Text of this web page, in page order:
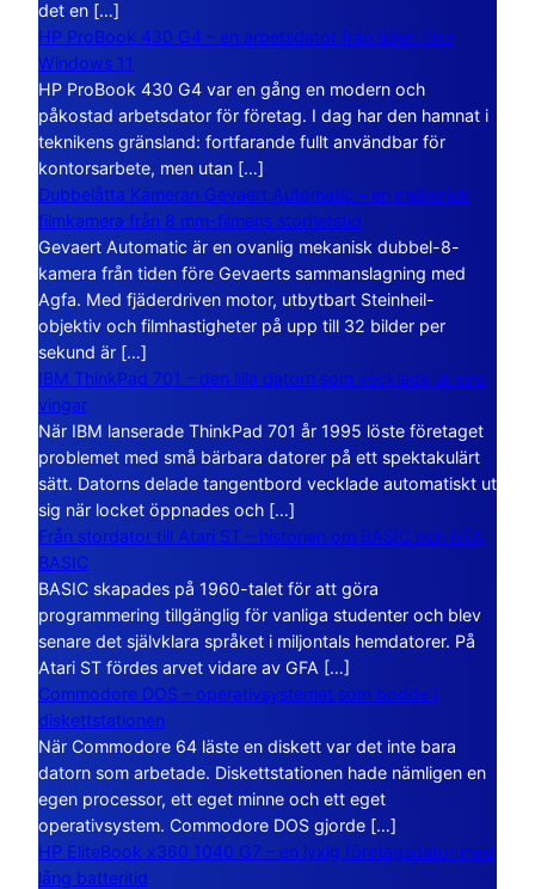
det en […]
HP ProBook 430 G4 – en arbetsdator från tiden före
Windows 11
HP ProBook 430 G4 var en gång en modern och
påkostad arbetsdator för företag. I dag har den hamnat i
teknikens gränsland: fortfarande fullt användbar för
kontorsarbete, men utan […]
Dubbelåtta Kameran Gevaert Automatic – en mekanisk
filmkamera från 8 mm-filmens storhetstid
Gevaert Automatic är en ovanlig mekanisk dubbel-8-
kamera från tiden före Gevaerts sammanslagning med
Agfa. Med fjäderdriven motor, utbytbart Steinheil-
objektiv och filmhastigheter på upp till 32 bilder per
sekund är […]
IBM ThinkPad 701 – den lilla datorn som vecklade ut sina
vingar
När IBM lanserade ThinkPad 701 år 1995 löste företaget
problemet med små bärbara datorer på ett spektakulärt
sätt. Datorns delade tangentbord vecklade automatiskt ut
sig när locket öppnades och […]
Från stordator till Atari ST – historien om BASIC och GFA
BASIC
BASIC skapades på 1960-talet för att göra
programmering tillgänglig för vanliga studenter och blev
senare det självklara språket i miljontals hemdatorer. På
Atari ST fördes arvet vidare av GFA […]
Commodore DOS – operativsystemet som bodde i
diskettstationen
När Commodore 64 läste en diskett var det inte bara
datorn som arbetade. Diskettstationen hade nämligen en
egen processor, ett eget minne och ett eget
operativsystem. Commodore DOS gjorde […]
HP EliteBook x360 1040 G7 – en lyxig företagsdator med
lång batteritid